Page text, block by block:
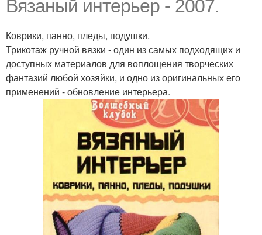
Вязаный интерьер - 2007.
Коврики, панно, пледы, подушки.
Трикотаж ручной вязки - один из самых подходящих и
доступных материалов для воплощения творческих
фантазий любой хозяйки, и одно из оригинальных его
применений - обновление интерьера.